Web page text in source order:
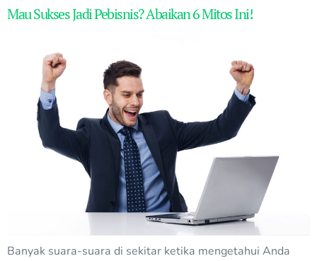
Mau Sukses Jadi Pebisnis? Abaikan 6 Mitos Ini!
Banyak suara-suara di sekitar ketika mengetahui Anda